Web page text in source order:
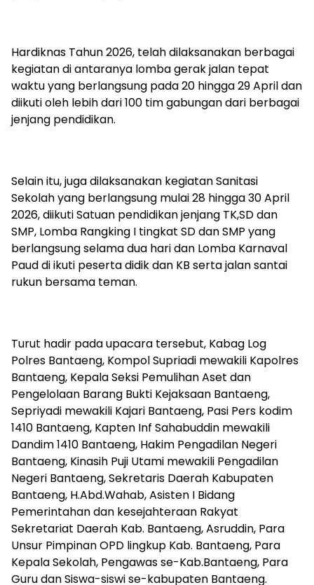
Hardiknas Tahun 2026, telah dilaksanakan berbagai
kegiatan di antaranya lomba gerak jalan tepat
waktu yang berlangsung pada 20 hingga 29 April dan
diikuti oleh lebih dari 100 tim gabungan dari berbagai
jenjang pendidikan.
Selain itu, juga dilaksanakan kegiatan Sanitasi
Sekolah yang berlangsung mulai 28 hingga 30 April
2026, diikuti Satuan pendidikan jenjang TK,SD dan
SMP, Lomba Rangking I tingkat SD dan SMP yang
berlangsung selama dua hari dan Lomba Karnaval
Paud di ikuti peserta didik dan KB serta jalan santai
rukun bersama teman.
Turut hadir pada upacara tersebut, Kabag Log
Polres Bantaeng, Kompol Supriadi mewakili Kapolres
Bantaeng, Kepala Seksi Pemulihan Aset dan
Pengelolaan Barang Bukti Kejaksaan Bantaeng,
Sepriyadi mewakili Kajari Bantaeng, Pasi Pers kodim
1410 Bantaeng, Kapten Inf Sahabuddin mewakili
Dandim 1410 Bantaeng, Hakim Pengadilan Negeri
Bantaeng, Kinasih Puji Utami mewakili Pengadilan
Negeri Bantaeng, Sekretaris Daerah Kabupaten
Bantaeng, H.Abd.Wahab, Asisten I Bidang
Pemerintahan dan kesejahteraan Rakyat
Sekretariat Daerah Kab. Bantaeng, Asruddin, Para
Unsur Pimpinan OPD lingkup Kab. Bantaeng, Para
Kepala Sekolah, Pengawas se-Kab.Bantaeng, Para
Guru dan Siswa-siswi se-kabupaten Bantaeng.